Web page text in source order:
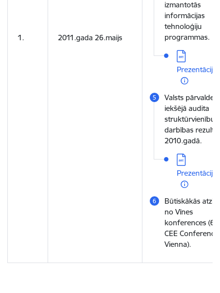
1. 2011.gada 26.maijs
izmantotās
informācijas
tehnoloģiju
programmas.
Lejupielādēt:
Prezentācija
Valsts pārvaldes
iekšējā audita
struktūrvienību
darbības
2010.gadā.
Lejupielādēt:
Prezentācija
Būtiskākās
no Vīnes
konferences
CEE
Vienna).